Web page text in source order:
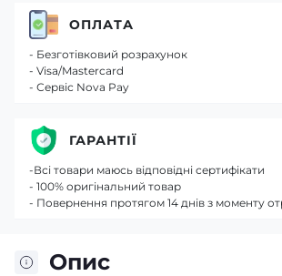
Опис
ОПЛАТА
- Безготівковий розрахунок
- Visa/Mastercard
- Сервіс Nova Pay
ГАРАНТІЇ
-Всі товари маюсь відповідні сертифікати
- 100% оригінальний товар
- Повернення протягом 14 днів з моменту